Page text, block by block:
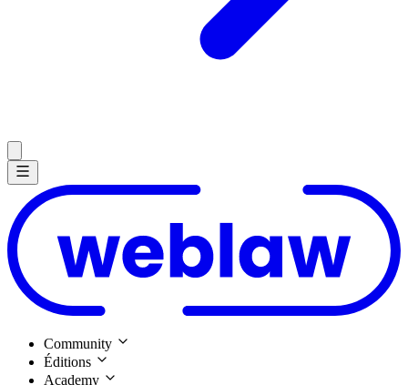
Community
Éditions
Academy